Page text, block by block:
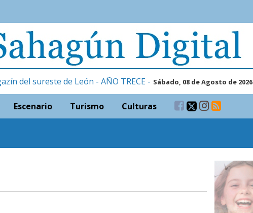
del sureste de León - AÑO TRECE - Sábado, 08 de Agosto de 2026
Escenario Turismo Culturas